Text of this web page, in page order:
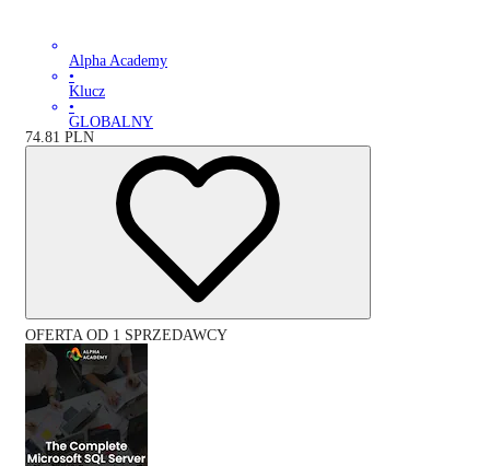
Alpha Academy
•
Klucz
•
GLOBALNY
74.81 PLN
OFERTA OD 1 SPRZEDAWCY